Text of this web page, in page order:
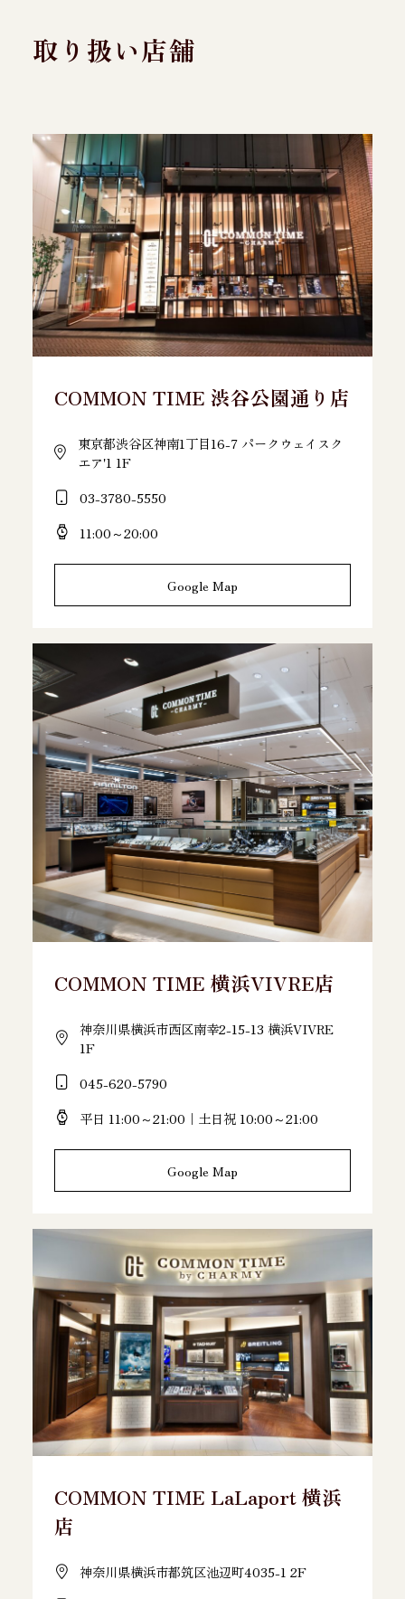
取り扱い店舗
COMMON TIME 渋谷公園通り店
東京都渋谷区神南1丁目16-7 パークウェイスク
エア'1 1F
03-3780-5550
11:00～20:00
Google Map
COMMON TIME 横浜VIVRE店
神奈川県横浜市西区南幸2-15-13 横浜VIVRE
1F
045-620-5790
平日 11:00～21:00｜土日祝 10:00～21:00
Google Map
COMMON TIME LaLaport 横浜
店
神奈川県横浜市都筑区池辺町4035-1 2F